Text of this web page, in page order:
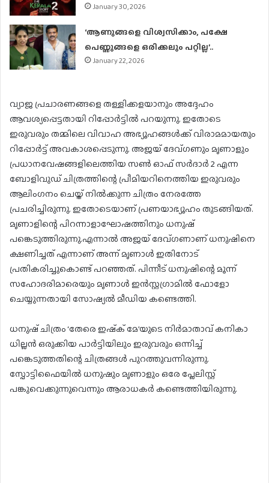
January 30, 2026
‘ആണുങ്ങളെ വിശ്വസിക്കാം, പക്ഷേ
പെണ്ണുങ്ങളെ ഒരിക്കലും പറ്റില്ല’..
January 22, 2026
വ്യാജ പ്രചാരണങ്ങളെ തള്ളിക്കളയാനും അദ്ദേഹം
ആവശ്യപ്പെട്ടതായി റിപ്പോർട്ടിൽ പറയുന്നു. ഇതോടെ
ഇരുവരും തമ്മിലെ വിവാഹ അഭ്യൂഹങ്ങൾക്ക് വിരാമമായതും
റിപ്പോർട്ട് അവകാശപ്പെടുന്നു. അജയ് ദേവ്ഗണും മൃണാളും
പ്രധാനവേഷങ്ങളിലെത്തിയ സൺ ഓഫ് സർദാർ 2 എന്ന
ബോളിവുഡ് ചിത്രത്തിന്റെ പ്രീമിയറിനെത്തിയ ഇരുവരും
ആലിംഗനം ചെയ്ത് നിൽക്കുന്ന ചിത്രം നേരത്തേ
പ്രചരിച്ചിരുന്നു. ഇതോടെയാണ് പ്രണയാഭ്യൂഹം തുടങ്ങിയത്.
മൃണാളിന്റെ പിറന്നാളാഘോഷത്തിനും ധനുഷ്
പങ്കെടുത്തിരുന്നു.എന്നാൽ അജയ് ദേവ്ഗണാണ് ധനുഷിനെ
ക്ഷണിച്ചത് എന്നാണ് അന്ന് മൃണാൾ ഇതിനോട്
പ്രതികരിച്ചുകൊണ്ട് പറഞ്ഞത്. പിന്നീട് ധനുഷിന്റെ മൂന്ന്
സഹോദരിമാരെയും മൃണാൾ ഇൻസ്റ്റഗ്രാമിൽ ഫോളോ
ചെയ്യുന്നതായി സോഷ്യൽ മീഡിയ കണ്ടെത്തി.
ധനുഷ് ചിത്രം ‘തേരെ ഇഷ്‌ക് മേ’യുടെ നിർമാതാവ് കനികാ
ധില്ലൻ ഒരുക്കിയ പാർട്ടിയിലും ഇരുവരും ഒന്നിച്ച്
പങ്കെടുത്തതിന്റെ ചിത്രങ്ങൾ പുറത്തുവന്നിരുന്നു.
സ്പോട്ടിഫൈയിൽ ധനുഷും മൃണാളും ഒരേ പ്ലേലിസ്റ്റ്
പങ്കുവെക്കുന്നുവെന്നും ആരാധകർ കണ്ടെത്തിയിരുന്നു.